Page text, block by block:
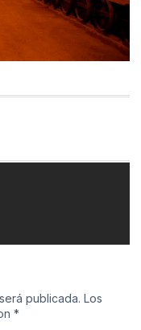
publicada. Los
*